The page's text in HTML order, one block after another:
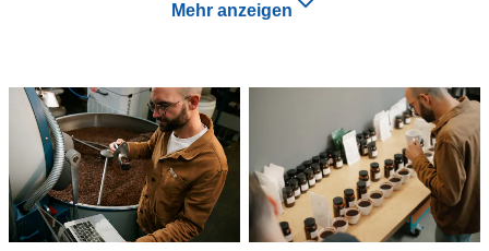
Mehr anzeigen